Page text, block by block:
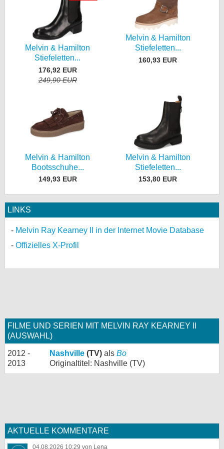
Melvin & Hamilton
Stiefeletten...
176,92 EUR
249,90 EUR
Melvin & Hamilton
Stiefeletten...
160,93 EUR
Melvin & Hamilton
Bootsschuhe...
149,93 EUR
Melvin & Hamilton
Stiefeletten...
153,80 EUR
LINKS
Melvin Ray Kearney II in der Internet Movie Database
Offizielles X-Profil
FILME UND SERIEN MIT MELVIN RAY KEARNEY II
(AUSWAHL)
2012 -
2013
Nashville (TV) als Bo
Originaltitel: Nashville (TV)
AKTUELLE KOMMENTARE
04.08.2026 10:29 von Lena